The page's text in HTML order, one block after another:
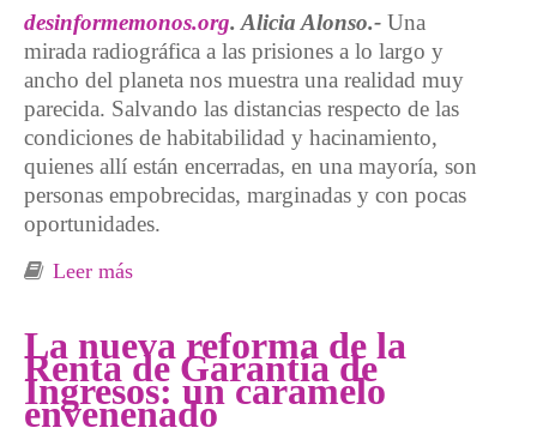
desinformemonos.org. Alicia Alonso.- Una
mirada radiográfica a las prisiones a lo largo y
ancho del planeta nos muestra una realidad muy
parecida. Salvando las distancias respecto de las
condiciones de habitabilidad y hacinamiento,
quienes allí están encerradas, en una mayoría, son
personas empobrecidas, marginadas y con pocas
oportunidades.
Leer más
La nueva reforma de la
Renta de Garantía de
Ingresos: un caramelo
envenenado